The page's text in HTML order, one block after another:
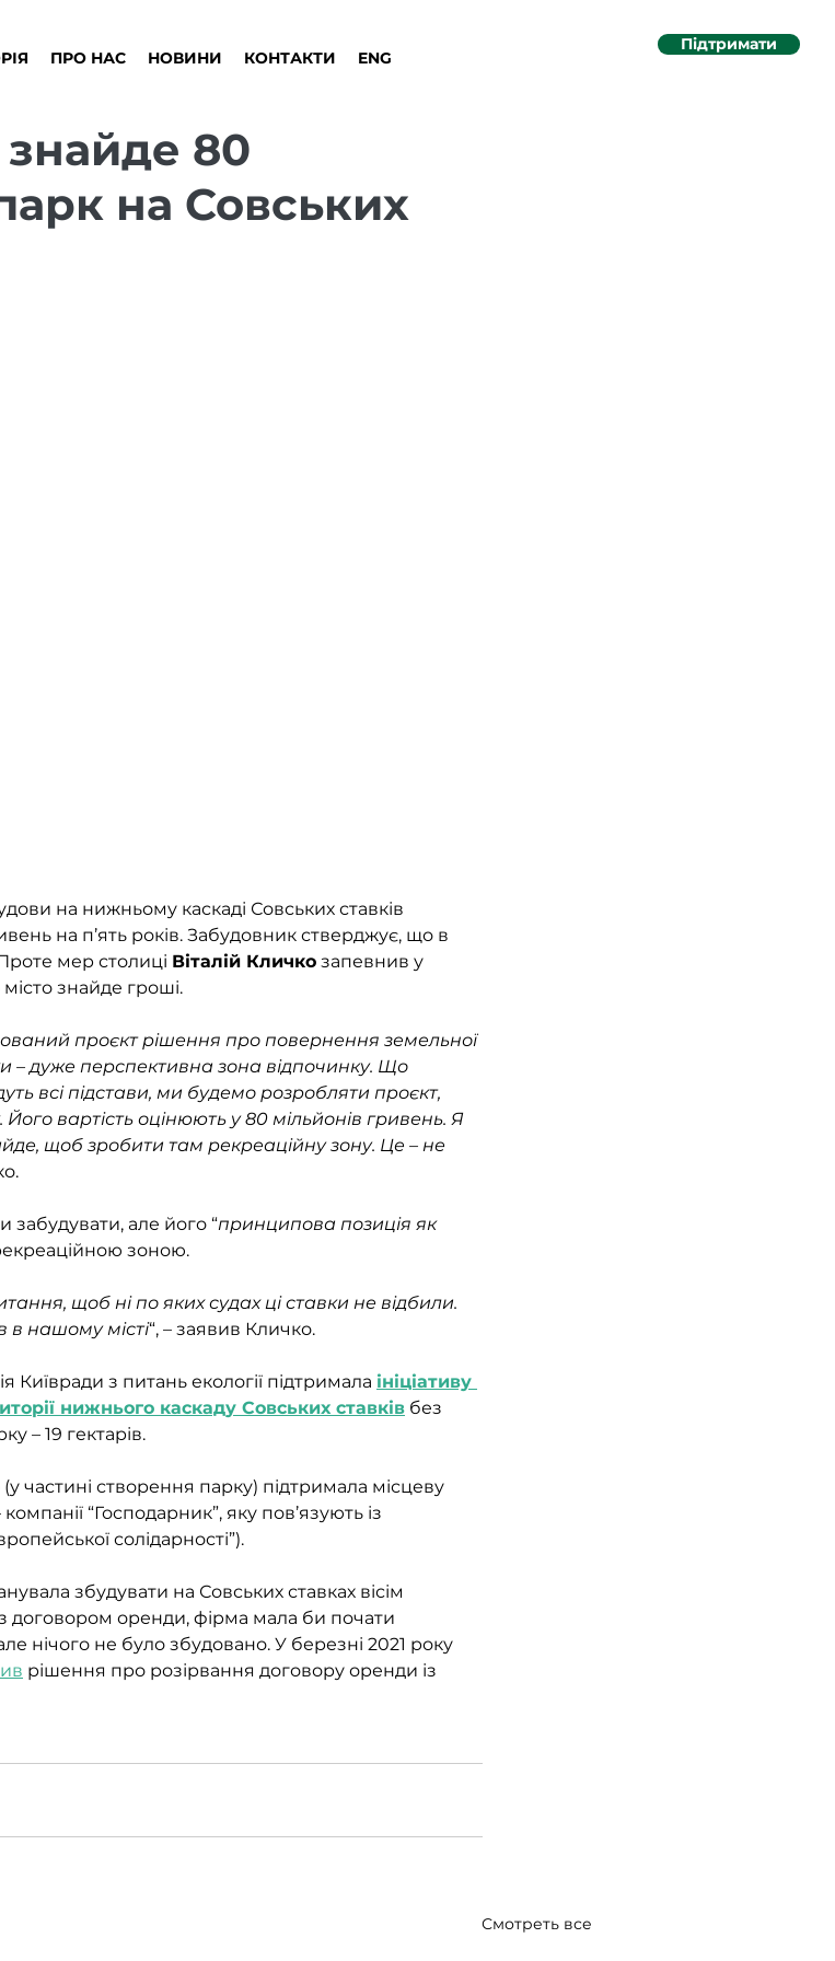
Підтримати
ПРО НАС НОВИНИ КОНТАКТИ ENG
знайде 80
на Совських
на нижньому каскаді Совських ставків
на п’ять років. Забудовник стверджує, що в
мер столиці Віталій Кличко запевнив у
місто знайде гроші.
проєкт рішення про повернення земельної
– дуже перспективна зона відпочинку. Що
всі підстави, ми будемо розробляти проєкт,
вартість оцінюють у 80 мільйонів гривень. Я
щоб зробити там рекреаційну зону. Це – не
забудувати, але його “принципова позиція як
зоною.
щоб ні по яких судах ці ставки не відбили.
в нашому місті“, – заявив Кличко.
Київради з питань екології підтримала ініціативу
нижнього каскаду Совських ставків без
– 19 гектарів.
частині створення парку) підтримала місцеву
“Господарник”, яку пов’язують із
солідарності”).
збудувати на Совських ставках вісім
договором оренди, фірма мала би почати
нічого не було збудовано. У березні 2021 року
рішення про розірвання договору оренди із
Смотреть все